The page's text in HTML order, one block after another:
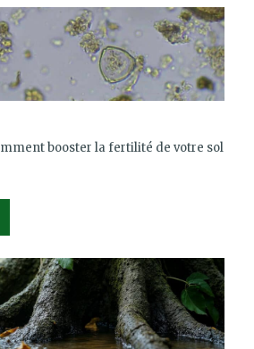
booster la fertilité de votre sol